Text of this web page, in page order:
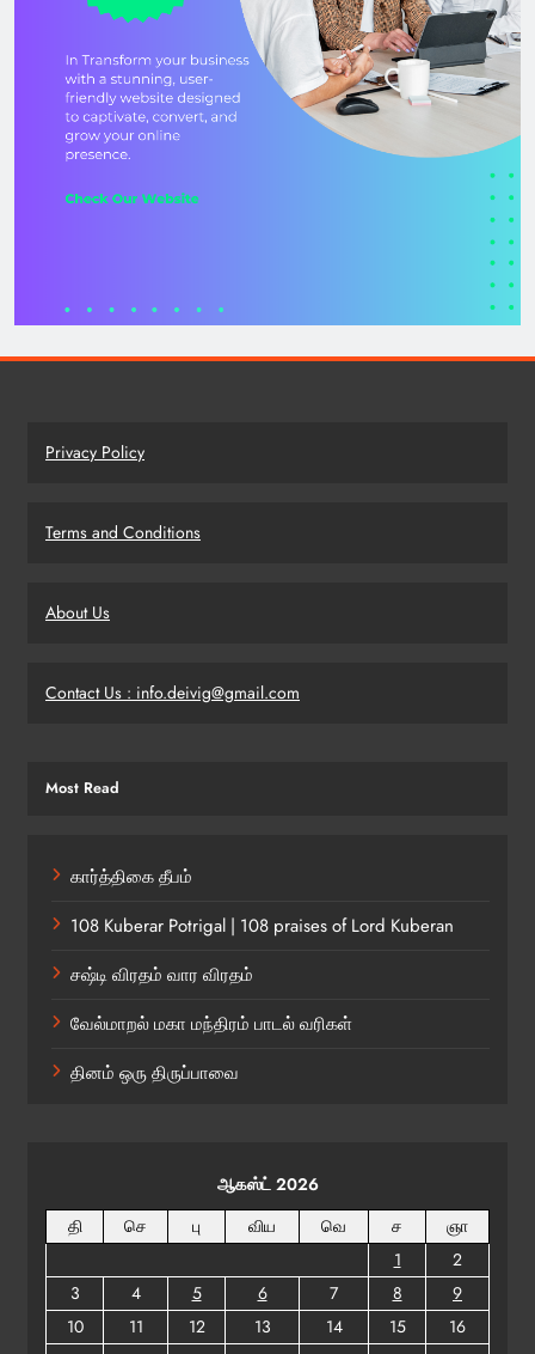
Privacy Policy
Terms and Conditions
About Us
Contact Us : info.deivig@gmail.com
Most Read
கார்த்திகை தீபம்
108 Kuberar Potrigal | 108 praises of Lord Kuberan
சஷ்டி விரதம் வார விரதம்
வேல்மாறல் மகா மந்திரம் பாடல் வரிகள்
தினம் ஒரு திருப்பாவை
ஆகஸ்ட் 2026
தி
செ பு விய வெ ச
ஞா
1
2
3
4 5 6 7 8
9
10
11 12 13 14 15
16